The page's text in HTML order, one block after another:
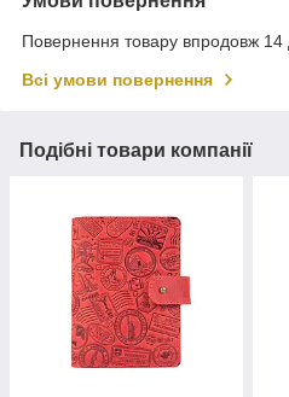
Повернення товару впродовж 14
Всі умови повернення
Подібні товари компанії